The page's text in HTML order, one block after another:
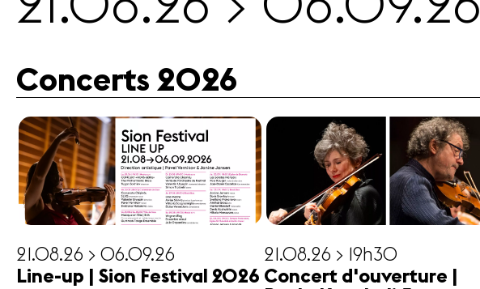
de
A propos
Mentions
Contact
Concerts 2026
21.08.26 > 06.09.26
Line-up | Sion Festival 2026
21.08.26 > 19h30
Concert d'ouverture |